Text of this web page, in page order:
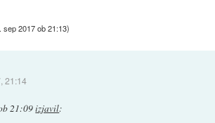
sep 2017 ob 21:13)
21:14
21:09izjavil: